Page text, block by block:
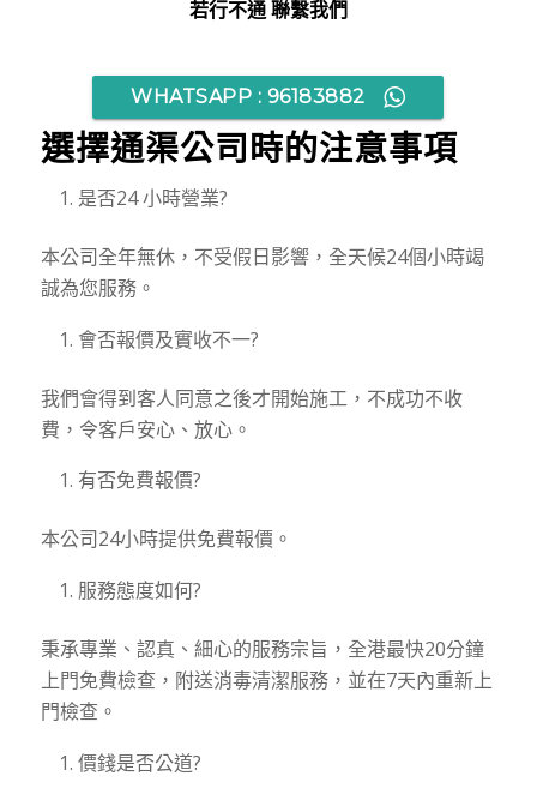
若行不通 聯繫我們
WHATSAPP : 96183882
選擇通渠公司時的注意事項
是否24 小時營業?
本公司全年無休，不受假日影響，全天候24個小時竭
誠為您服務。
會否報價及實收不一?
我們會得到客人同意之後才開始施工，不成功不收
費，令客戶安心、放心。
有否免費報價?
本公司24小時提供免費報價。
服務態度如何?
秉承專業、認真、細心的服務宗旨，全港最快20分鐘
上門免費檢查，附送消毒清潔服務，並在7天內重新上
門檢查。
價錢是否公道?